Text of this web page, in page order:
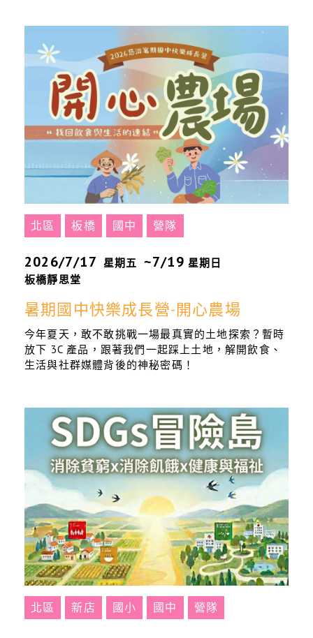
北區 板橋 國中 營隊
2026/7/17 星期五 ~7/19 星期日
板橋靜思堂
暑期國中快樂成長營-開心農場
今年夏天，敢不敢挑戰一場最真實的土地探索？暫時
放下 3C 產品，跟著我們一起踩上土地，解開飲食、
生活與社群媒體背後的神秘密碼！
北區 新店 國小 國中 營隊